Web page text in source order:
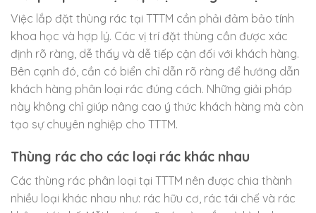
Việc lắp đặt thùng rác tại TTTM cần phải đảm bảo tính
khoa học và hợp lý. Các vị trí đặt thùng cần được xác
định rõ ràng, dễ thấy và dễ tiếp cận đối với khách hàng.
Bên cạnh đó, cần có biển chỉ dẫn rõ ràng để hướng dẫn
khách hàng phân loại rác đúng cách. Những giải pháp
này không chỉ giúp nâng cao ý thức khách hàng mà còn
tạo sự chuyên nghiệp cho TTTM.
Thùng rác cho các loại rác khác nhau
Các thùng rác phân loại tại TTTM nên được chia thành
nhiều loại khác nhau như: rác hữu cơ, rác tái chế và rác